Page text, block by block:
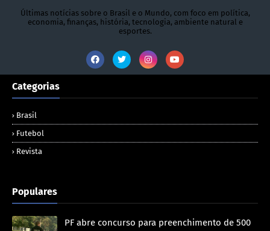
Últimas notícias sobre o Brasil e o Mundo, com foco em política,
economia, finanças, história, tecnologia, ambiente natural e
esportes.
Categorias
Brasil
Futebol
Revista
Populares
PF abre concurso para preenchimento de 500